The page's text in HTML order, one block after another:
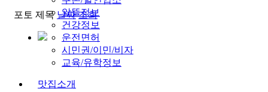
알뜰정보
건강정보
운전면허
시민권/이민/비자
교육/유학정보
맛집소개
포토 제목 날짜 조회